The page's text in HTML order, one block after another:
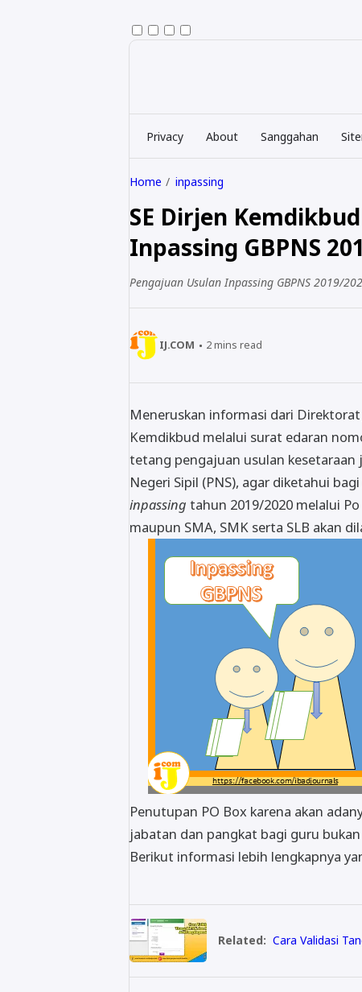
Privacy About Sanggahan
Home inpassing
SE Dirjen
Inpassing GBPNS
Pengajuan Usulan Inpassing GBPNS 2019/
IJ.COM 2mins read
Meneruskan informasi dari
Kemdikbud melalui surat edaran
tetang pengajuan usulan
Negeri Sipil (PNS), agar diketahui
inpassing tahun 2019/2020 melalui
maupun SMA, SMK serta SLB akan
Penutupan PO Box karena akan
jabatan dan pangkat bagi guru
Berikut informasi lebih lengkapnya
Related: Cara Validasi